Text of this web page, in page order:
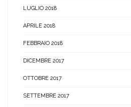
LUGLIO 2018
APRILE 2018
FEBBRAIO 2018
DICEMBRE 2017
OTTOBRE 2017
SETTEMBRE 2017